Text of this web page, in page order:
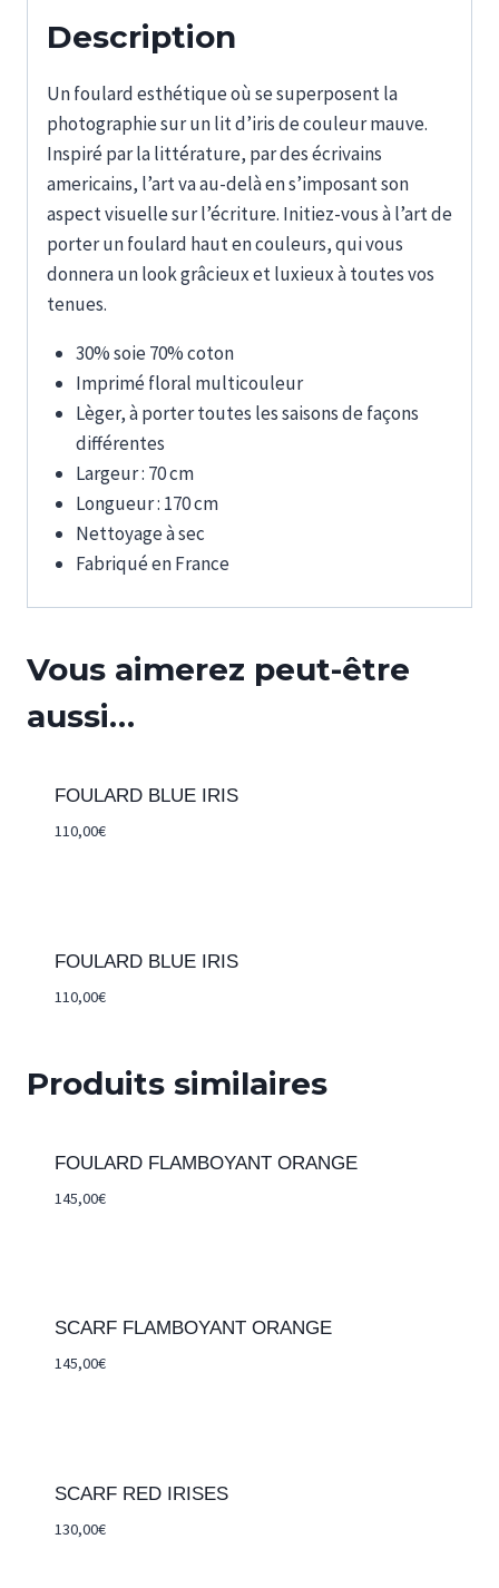
Description
Un foulard esthétique où se superposent la
photographie sur un lit d’iris de couleur mauve.
Inspiré par la littérature, par des écrivains
americains, l’art va au-delà en s’imposant son
aspect visuelle sur l’écriture. Initiez-vous à l’art de
porter un foulard haut en couleurs, qui vous
donnera un look grâcieux et luxieux à toutes vos
tenues.
30% soie 70% coton
Imprimé floral multicouleur
Lèger, à porter toutes les saisons de façons
différentes
Largeur : 70 cm
Longueur : 170 cm
Nettoyage à sec
Fabriqué en France
Vous aimerez peut-être
aussi…
FOULARD BLUE IRIS
110,00€
FOULARD BLUE IRIS
110,00€
Produits similaires
FOULARD FLAMBOYANT ORANGE
145,00€
SCARF FLAMBOYANT ORANGE
145,00€
SCARF RED IRISES
130,00€